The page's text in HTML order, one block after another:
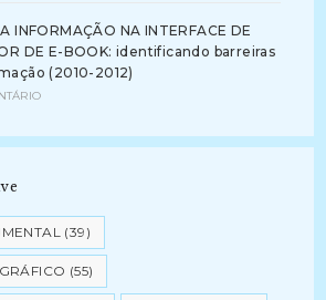
INFORMAÇÃO NA INTERFACE DE
DE E-BOOK: identificando barreiras
(2010-2012)
(39)
(55)